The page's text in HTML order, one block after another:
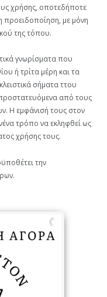
χρήσης, οποτεδήποτε
προειδοποίηση, με μόνη
της τόπου.
γνωρίσματα που
ή τρίτα μέρη και τα
σήματα ττου
από τους
Η εμφάνισή τους στον
τρόπο να εκληφθεί ως
χρήσης τους.
την